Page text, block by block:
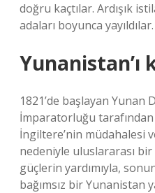
doğru kaçtılar. Ardışık
adaları boyunca yayıldılar.
Yunanistan’ı
1821’de başlayan Yunan
İmparatorluğu tarafından
İngiltere’nin müdahalesi
nedeniyle uluslararası
güçlerin yardımıyla,
bağımsız bir Yunanistan